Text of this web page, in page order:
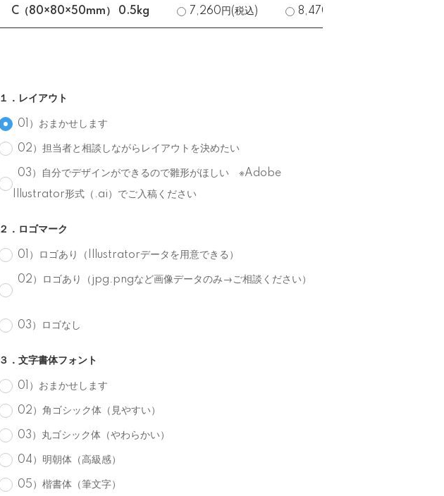
C（80×80×50mm） 0.5kg 7,260円(税込) 8,470円(税込)
１．レイアウト
01）おまかせします
02）担当者と相談しながらレイアウトを決めたい
03）自分でデザインができるので雛形がほしい ※Adobe
Illustrator形式（.ai）でご入稿ください
２．ロゴマーク
01）ロゴあり（Illustratorデータを用意できる）
02）ロゴあり（jpg.pngなど画像データのみ→ご相談ください）
03）ロゴなし
３．文字書体フォント
01）おまかせします
02）角ゴシック体（見やすい）
03）丸ゴシック体（やわらかい）
04）明朝体（高級感）
05）楷書体（筆文字）